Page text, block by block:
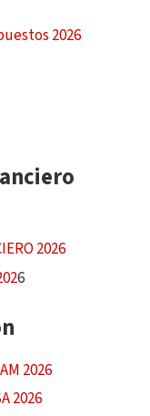
2026
2026
6
2026
2026